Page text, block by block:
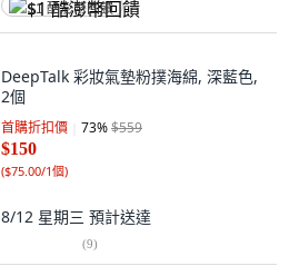
$1 酷澎幣回饋
DeepTalk 彩妝氣墊粉撲海綿, 深藍色,
2個
首購折扣價 73%$559
$150
($75.00/1個)
8/12 星期三 預計送達
(9)